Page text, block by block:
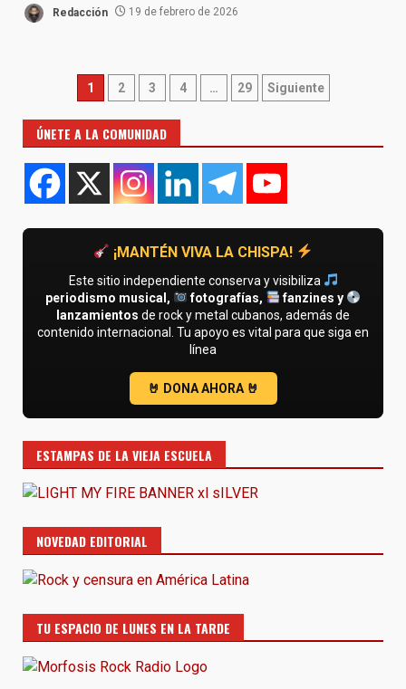
Redacción 19 de febrero de 2026
Paginación
de
entradas
1 2 3 4 … 29 Siguiente
ÚNETE A LA COMUNIDAD
¡MANTÉN VIVA LA CHISPA!
Este sitio independiente conserva y visibiliza
periodismo musical,
fotografías,
fanzines y
lanzamientos de rock y metal cubanos, además de
contenido internacional. Tu apoyo es vital para que siga en
línea
ESTAMPAS DE LA VIEJA ESCUELA
NOVEDAD EDITORIAL
TU ESPACIO DE LUNES EN LA TARDE